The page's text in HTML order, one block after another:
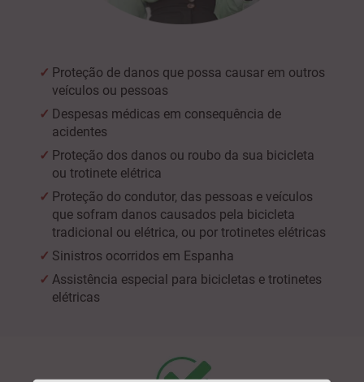
Proteção de danos que possa causar em outros
veículos ou pessoas
Despesas médicas em consequência de
acidentes
Proteção dos danos ou roubo da sua bicicleta
ou trotinete elétrica
Proteção do condutor, das pessoas e veículos
que sofram danos causados pela bicicleta
tradicional ou elétrica, ou por trotinetes elétricas
Sinistros ocorridos em Espanha
Assistência especial para bicicletas e trotinetes
elétricas